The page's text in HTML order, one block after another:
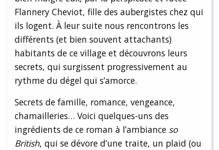
Flannery Cheviot, fille des aubergistes chez qui
ils logent. À leur suite nous rencontrons les
différents (et bien souvent attachants)
habitants de ce village et découvrons leurs
secrets, qui surgissent progressivement au
rythme du dégel qui s’amorce.
Secrets de famille, romance, vengeance,
chamailleries… Voici quelques-uns des
ingrédients de ce roman à l’ambiance so
British, qui se dévore d’une traite, un plaid (ou